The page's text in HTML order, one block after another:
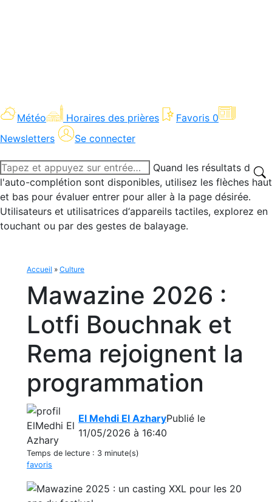
Météo Horaires des prières Favoris 0
Newsletters
Se connecter
Recherche
:
Quand les résultats de
l'auto-complétion sont disponibles, utilisez les flèches haut
et bas pour évaluer entrer pour aller à la page désirée.
Utilisateurs et utilisatrices d‘appareils tactiles, explorez en
touchant ou par des gestes de balayage.
Accueil » Culture
Mawazine 2026 :
Lotfi Bouchnak et
Rema rejoignent la
programmation
El Mehdi El AzharyPublié le
11/05/2026 à 16:40
Temps de lecture : 3 minute(s)
favoris